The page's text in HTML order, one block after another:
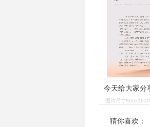
图片尺寸860x1920
猜你喜欢：